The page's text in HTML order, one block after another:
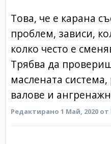
Това, че е карана
проблем, зависи,
колко често е
Трябва да
маслената
валове и
Редактирано 1 Май, 2020 от